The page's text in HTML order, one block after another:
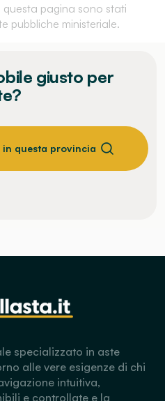
questa pagina sono stati
pubbliche ministeriale.
giusto per
questa provincia
specializzato in aste
alle vere esigenze di chi
intuitiva,
e controllate e la